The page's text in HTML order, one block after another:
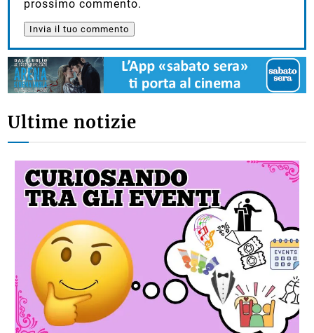
prossimo commento.
Ultime notizie